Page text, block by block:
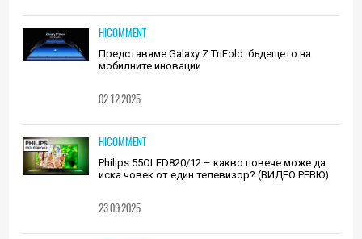
HICOMMENT
Представяме Galaxy Z TriFold: бъдещето на
мобилните иновации
02.12.2025
HICOMMENT
Philips 55OLED820/12 – какво повече може да
иска човек от един телевизор? (ВИДЕО РЕВЮ)
23.09.2025